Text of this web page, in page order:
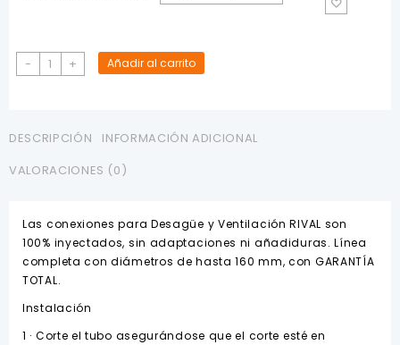
-
Tapón
Hembra
RIVAL
+ Añadir al carrito
DESCRIPCIÓN
INFORMACIÓN ADICIONAL
VALORACIONES (0)
Las conexiones para Desagüe y Ventilación RIVAL son
100% inyectados, sin adaptaciones ni añadiduras. Línea
completa con diámetros de hasta 160 mm, con GARANTÍA
TOTAL.
Instalación
1 · Corte el tubo asegurándose que el corte esté en